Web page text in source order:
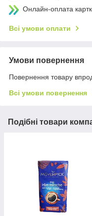
Онлайн-оплата
Всі умови оплати
Умови повернення
Повернення товару
Всі умови повернення
Подібні товари